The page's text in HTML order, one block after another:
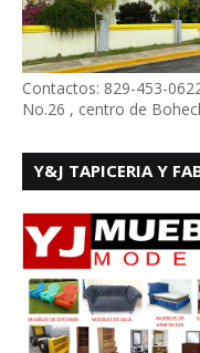
Contactos: 829-453-
No.26 , centro de
Y&J TAPICERIA Y